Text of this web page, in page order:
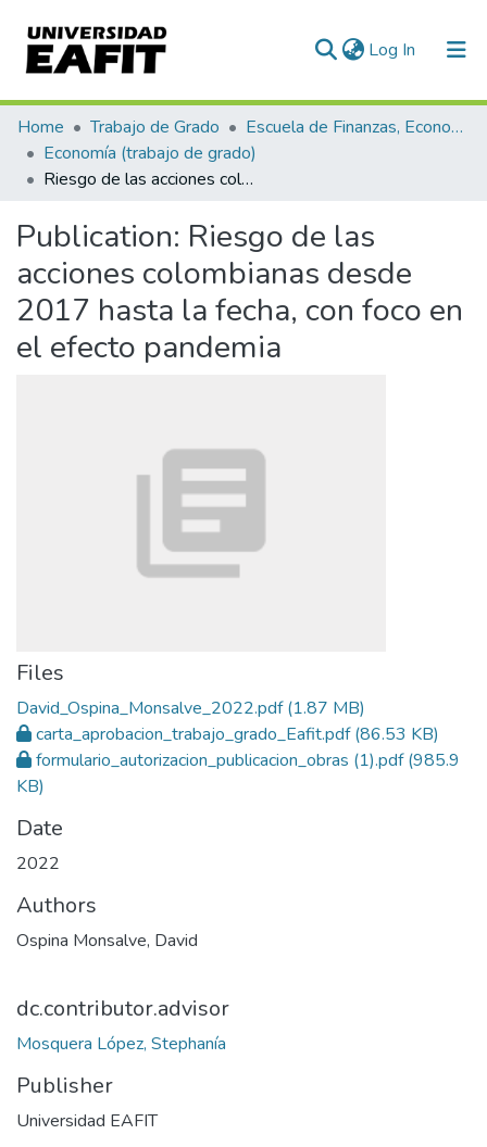
Log In (current)
Communities & Collections
All of DSpace
Home Trabajo de Grado
Escuela de Finanzas, Economía y Gobierno
Economía (trabajo de grado)
Riesgo de las acciones colombianas desde 2017 hasta la fecha, con foco en el efecto pandemia
Publication: Riesgo de las
acciones colombianas desde
2017 hasta la fecha, con foco en
el efecto pandemia
Files
David_Ospina_Monsalve_2022.pdf(1.87 MB)
carta_aprobacion_trabajo_grado_Eafit.pdf(86.53 KB)
formulario_autorizacion_publicacion_obras (1).pdf(985.9
KB)
Date
2022
Authors
Ospina Monsalve, David
dc.contributor.advisor
Mosquera López, Stephanía
Publisher
Universidad EAFIT